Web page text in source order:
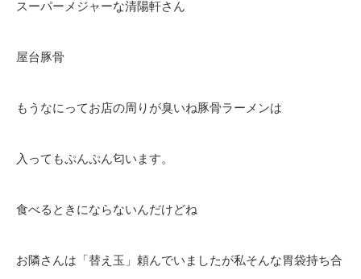
スーパーメジャーな清陽軒さん
屋台豚骨
もうなにってお店の周りが臭いね豚骨ラーメンは
入ってもぷんぷん匂います。
食べるときにならないんだけどね
お隣さんは「替え玉」頼んでいましたが私そんな胃袋持ち合